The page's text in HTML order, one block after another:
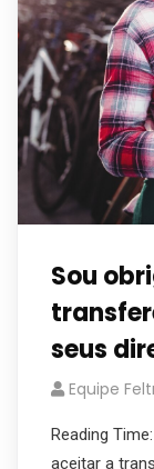
Sou
seus
Equipe
Reading
aceitar a